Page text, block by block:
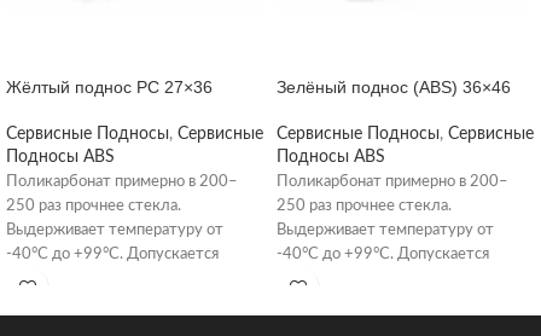
Жёлтый поднос PC 27×36
Сервисные Подносы, Сервисные
Подносы ABS
Поликарбонат примерно в 200–
250 раз прочнее стекла.
Выдерживает температуру от
-40°C до +99°C. Допускается
мойка в посудомоечной машине при
Зелёный поднос (ABS) 36×46
Сервисные Подносы, Сервисные
Подносы ABS
Поликарбонат примерно в 200–
250 раз прочнее стекла.
Выдерживает температуру от
-40°C до +99°C. Допускается
мойка в посудомоечной машине при